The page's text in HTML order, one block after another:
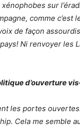
sur
comme c’est
de façon
Ni renvoyer les
d’ouverture
les portes ouvertes.
Cela me semble